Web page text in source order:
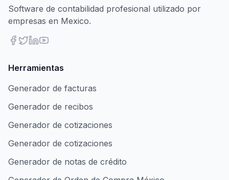
Software de contabilidad profesional utilizado por
empresas en Mexico.
Herramientas
Generador de facturas
Generador de recibos
Generador de cotizaciones
Generador de cotizaciones
Generador de notas de crédito